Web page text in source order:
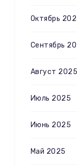
Октябрь
Сентябрь
Август 2025
Июль 2025
Июнь 2025
Май 2025